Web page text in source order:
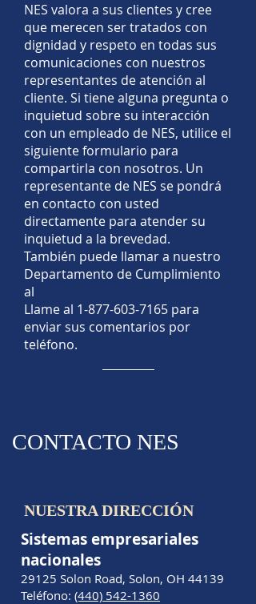
NES valora a sus clientes y cree
que merecen ser tratados con
dignidad y respeto en todas sus
comunicaciones con nuestros
representantes de atención al
cliente. Si tiene alguna pregunta o
inquietud sobre su interacción
con un empleado de NES, utilice el
siguiente formulario para
compartirla con nosotros. Un
representante de NES se pondrá
en contacto con usted
directamente para atender su
inquietud a la brevedad.
También puede llamar a nuestro
Departamento de Cumplimiento
al
Llame al 1-877-603-7165 para
enviar sus comentarios por
teléfono.
CONTACTO NES
NUESTRA DIRECCIÓN
Sistemas empresariales
nacionales
29125 Solon Road, Solon, OH 44139
Teléfono: (440) 542-1360